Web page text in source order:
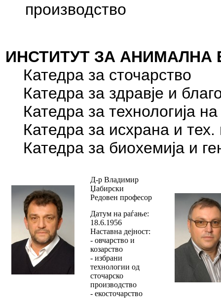
производство
ИНСТИТУТ ЗА АНИМАЛНА
Катедра за сточарство
Катедра за здравје и
Катедра за технологија
Катедра за исхрана и тех.
Катедра за биохемија и
Д-р Владимир
Џабирски
Редовен професор
Датум на раѓање:
18.6.1956
Наставна дејност:
- овчарство и
козарство
- избрани
технологии од
сточарско
производство
- екосточарство